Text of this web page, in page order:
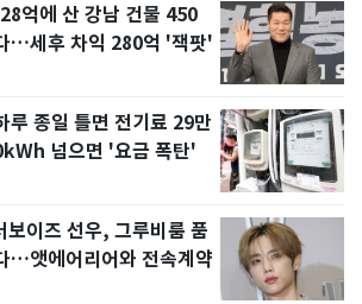
억에 산 강남 건물 450
…세후 차익 280억 '잭팟'
루 종일 틀면 전기료 29만
넘으면 '요금 폭탄'
보이즈 선우, 그루비룸 품
…앳에어리어와 전속계약